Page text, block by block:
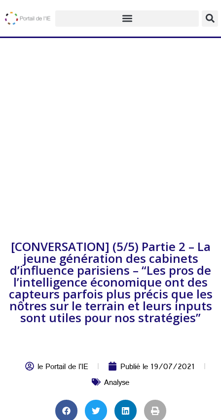
[CONVERSATION] (5/5) Partie 2 – La
jeune génération des cabinets
d’influence parisiens – “Les pros de
l’intelligence économique ont des
capteurs parfois plus précis que les
nôtres sur le terrain et leurs inputs
sont utiles pour nos stratégies”
le Portail de l'IE Publié le19/07/2021
Analyse